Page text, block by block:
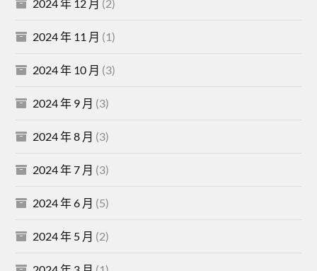
2024 年 12 月 (2)
2024 年 11 月 (1)
2024 年 10 月 (3)
2024 年 9 月 (3)
2024 年 8 月 (3)
2024 年 7 月 (3)
2024 年 6 月 (5)
2024 年 5 月 (2)